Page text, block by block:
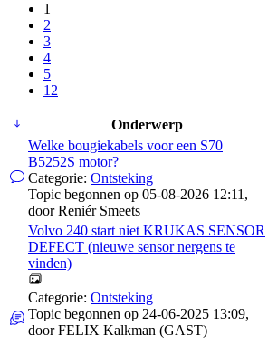
1
2
3
4
5
12
Onderwerp
Welke bougiekabels voor een S70
B5252S motor?
Categorie: Ontsteking
Topic begonnen op 05-08-2026 12:11,
doorReniér Smeets
Volvo 240 start niet KRUKAS SENSOR
DEFECT (nieuwe sensor nergens te
vinden)
Categorie: Ontsteking
Topic begonnen op 24-06-2025 13:09,
doorFELIX Kalkman (GAST)